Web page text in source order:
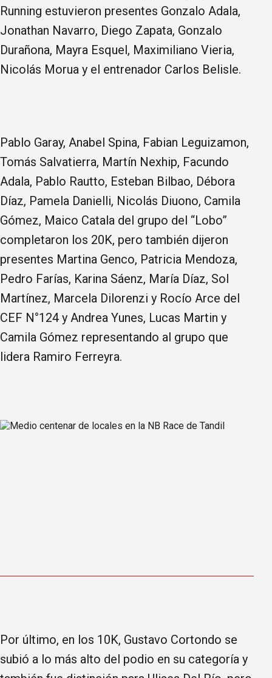
Running estuvieron presentes Gonzalo Adala,
Jonathan Navarro, Diego Zapata, Gonzalo
Durañona, Mayra Esquel, Maximiliano Vieria,
Nicolás Morua y el entrenador Carlos Belisle.
Pablo Garay, Anabel Spina, Fabian Leguizamon,
Tomás Salvatierra, Martín Nexhip, Facundo
Adala, Pablo Rautto, Esteban Bilbao, Débora
Díaz, Pamela Danielli, Nicolás Diuono, Camila
Gómez, Maico Catala del grupo del “Lobo”
completaron los 20K, pero también dijeron
presentes Martina Genco, Patricia Mendoza,
Pedro Farías, Karina Sáenz, María Díaz, Sol
Martínez, Marcela Dilorenzi y Rocío Arce del
CEF N°124 y Andrea Yunes, Lucas Martin y
Camila Gómez representando al grupo que
lidera Ramiro Ferreyra.
Por último, en los 10K, Gustavo Cortondo se
subió a lo más alto del podio en su categoría y